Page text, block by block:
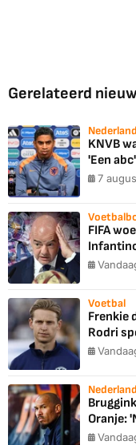
Gerelateerd
KNVB
'Een
7
FIFA
Voetbal
Frenkie
Rodri
Oranje: